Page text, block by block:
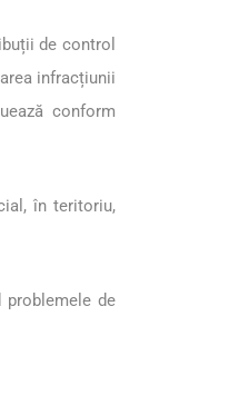
de control
infracțiunii
conform
în teritoriu,
de